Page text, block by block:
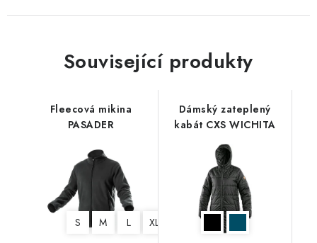
Související produkty
Fleecová mikina
PASADER
S M L XL
Dámský zateplený
kabát CXS WICHITA